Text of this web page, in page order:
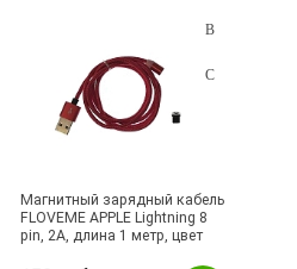
Магнитный зарядный кабель
FLOVEME APPLE Lightning 8
pin, 2A, длина 1 метр, цвет